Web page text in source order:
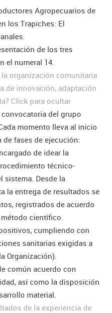
Agropecuarios de
los Trapiches: El
de los tres
el numeral 14.
organización comunitaria
de innovación, adaptación
Click para ocultar
del grupo
momento lleva al inicio
fases de ejecución:
de idear la
técnico-
sistema. Desde la
la entrega de resultados se
registrados de acuerdo
científico.
cumpliendo con
sanitarias exigidas a
Organización).
común acuerdo con
así como la disposición
material.
de la experiencia de